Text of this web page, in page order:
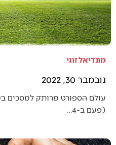
מונדיאל זוגי
נובמבר 30, 2022
עולם הספורט מרותק למסכים
(פעם ב-4…